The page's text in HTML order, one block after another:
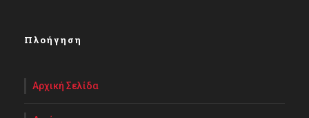
Πλοήγηση
Αρχική Σελίδα